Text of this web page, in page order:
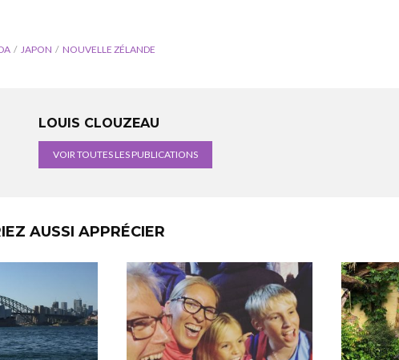
JAPON NOUVELLE ZÉLANDE
LOUIS CLOUZEAU
VOIR TOUTES LES PUBLICATIONS
AUSSI APPRÉCIER